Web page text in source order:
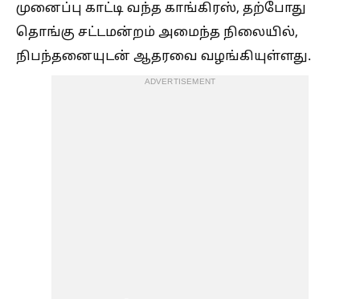
முனைப்பு காட்டி வந்த காங்கிரஸ், தற்போது
தொங்கு சட்டமன்றம் அமைந்த நிலையில்,
நிபந்தனையுடன் ஆதரவை வழங்கியுள்ளது.
ADVERTISEMENT